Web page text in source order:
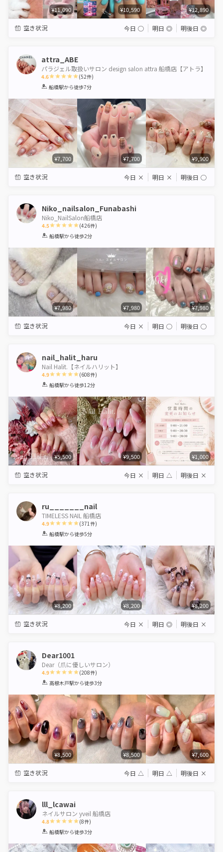
¥11,090 ¥10,590 ¥12,890
空き状況 今日 ◯ 明日 ◎ 明後日 ◎
attra_ABE
パラジェル取扱いサロン design salon attra 船橋店【アトラ】
4.6
1 2 3 4 5
(52件)
船橋駅から徒歩7分
¥7,700 ¥7,700 ¥9,900
空き状況 今日 × 明日 × 明後日 ◯
Niko_nailsalon_Funabashi
Niko_NailSalon船橋店
4.5
1 2 3 4 5
(426件)
船橋駅から徒歩2分
¥7,980 ¥7,980 ¥7,980
空き状況 今日 × 明日 ◯ 明後日 ◯
nail_halit_haru
Nail Halit.【ネイルハリット】
4.9
1 2 3 4 5
(608件)
船橋駅から徒歩12分
¥5,500 ¥9,500 ¥1,000
空き状況 今日 × 明日 △ 明後日 ×
ru_______nail
TIMELESS NAIL 船橋店
4.9
1 2 3 4 5
(371件)
船橋駅から徒歩5分
¥8,200 ¥8,200 ¥8,200
空き状況 今日 × 明日 ◎ 明後日 ×
Dear1001
Dear（爪に優しいサロン）
4.9
1 2 3 4 5
(208件)
高根木戸駅から徒歩3分
¥8,500 ¥8,500 ¥7,600
空き状況 今日 △ 明日 △ 明後日 ×
lll_lcawai
ネイルサロン yveil 船橋店
4.8
1 2 3 4 5
(8件)
船橋駅から徒歩3分